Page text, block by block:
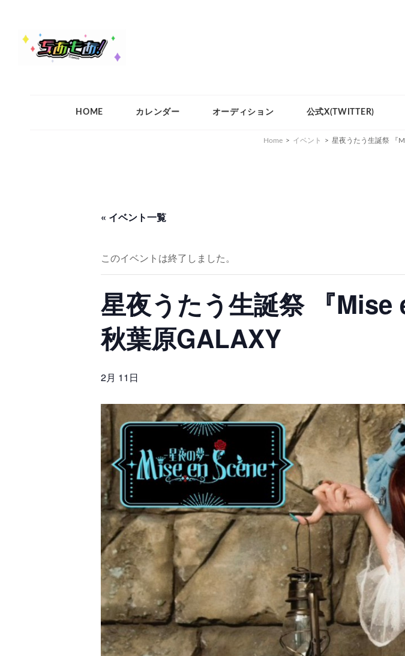
ちあもあ
ちあもあ
HOME カレンダー オーディション 公式X(TWITTER)
Home > イベント > 星夜うたう生誕祭 『
« イベント一覧
このイベントは終了しました。
星夜うたう生誕祭 『
秋葉原GALAXY
2月 11日